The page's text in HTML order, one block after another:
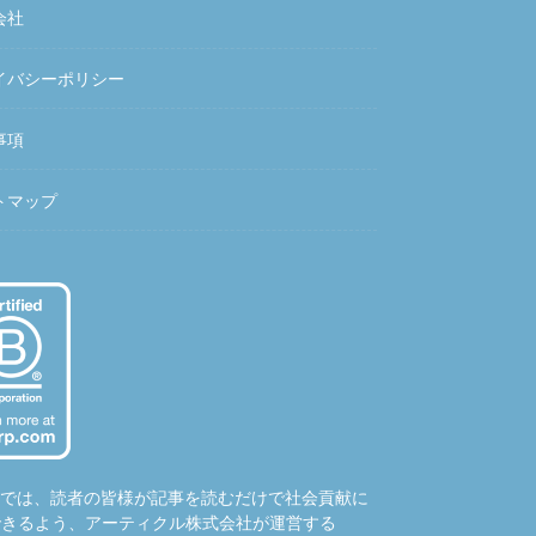
社
バシーポリシー
項
マップ
は、読者の皆様が記事を読むだけで社会貢献に
るよう、アーティクル株式会社が運営する